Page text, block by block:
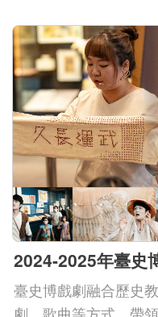
信
箱
下
載
專
區
無
障
礙
專
區
臺史博戲劇融合歷史